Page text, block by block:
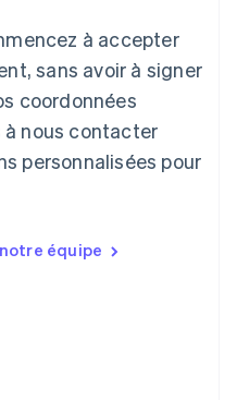
à accepter
sans avoir à signer
coordonnées
à nous contacter
personnalisées pour
équipe